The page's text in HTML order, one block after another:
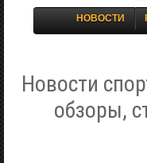
НОВОСТИ
Новости
обзоры,